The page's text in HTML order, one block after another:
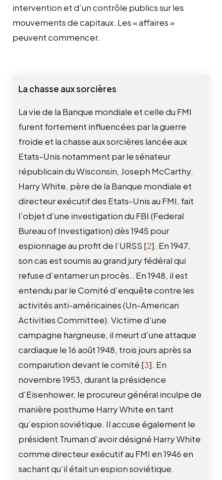
intervention et d’un contrôle publics sur les
mouvements de capitaux. Les « affaires »
peuvent commencer.
La chasse aux sorcières
La vie de la Banque mondiale et celle du FMI
furent fortement influencées par la guerre
froide et la chasse aux sorcières lancée aux
Etats-Unis notamment par le sénateur
républicain du Wisconsin, Joseph McCarthy.
Harry White, père de la Banque mondiale et
directeur exécutif des Etats-Unis au FMI, fait
l’objet d’une investigation du FBI (Federal
Bureau of Investigation) dès 1945 pour
espionnage au profit de l’URSS [2]. En 1947,
son cas est soumis au grand jury fédéral qui
refuse d’entamer un procès.. En 1948, il est
entendu par le Comité d’enquête contre les
activités anti-américaines (Un-American
Activities Committee). Victime d’une
campagne hargneuse, il meurt d’une attaque
cardiaque le 16 août 1948, trois jours après sa
comparution devant le comité [3]. En
novembre 1953, durant la présidence
d’Eisenhower, le procureur général inculpe de
manière posthume Harry White en tant
qu’espion soviétique. Il accuse également le
président Truman d’avoir désigné Harry White
comme directeur exécutif au FMI en 1946 en
sachant qu’il était un espion soviétique.